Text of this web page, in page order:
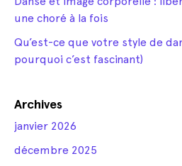
une choré à la fois
Qu’est-ce que votre style de
pourquoi c’est fascinant)
Archives
janvier 2026
décembre 2025